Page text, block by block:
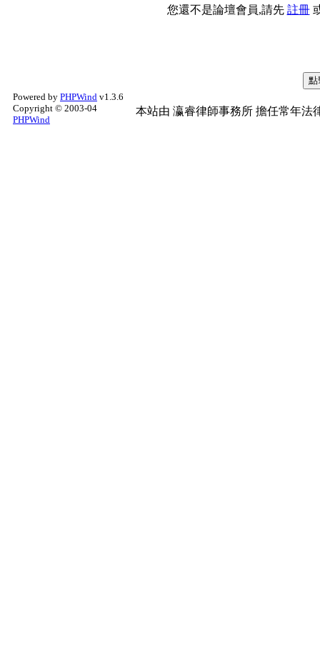
您還不是論壇會員,請先 註冊
Powered by PHPWind v1.3.6
Copyright © 2003-04
PHPWind
本站由 瀛睿律師事務所 擔任常年法